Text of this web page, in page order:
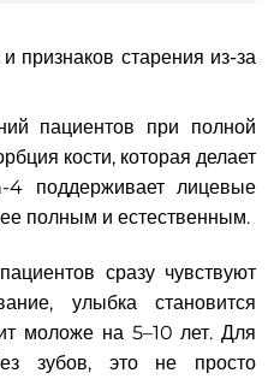
признаков старения из-за
пациентов при полной
кости, которая делает
поддерживает лицевые
полным и естественным.
сразу чувствуют
улыбка становится
моложе на 5–10 лет. Для
зубов, это не просто